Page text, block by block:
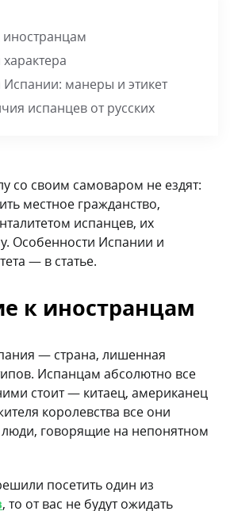
манеры и этикет
испанцев от русских
со своим самоваром не ездят:
местное гражданство,
испанцев, их
Особенности Испании и
— в статье.
к иностранцам
— страна, лишенная
Испанцам абсолютно все
стоит — китаец, американец
королевства все они
люди, говорящие на непонятном
посетить один из
, то от вас не будут ожидать